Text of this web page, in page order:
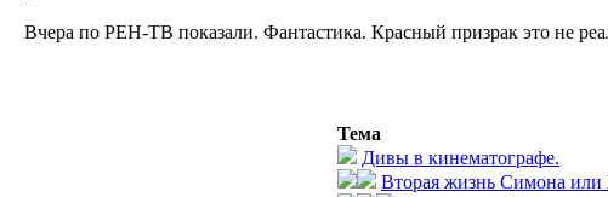
Вчера по РЕН-ТВ показали. Фантастика. Красный призрак это не
Тема
Дивы в кинематографе.
Вторая жизнь Симона